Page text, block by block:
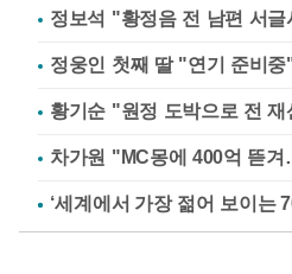
정보석 "황정음 전 남편 서
정웅인 첫째 딸 "연기 준비
황기순 "원정 도박으로 전